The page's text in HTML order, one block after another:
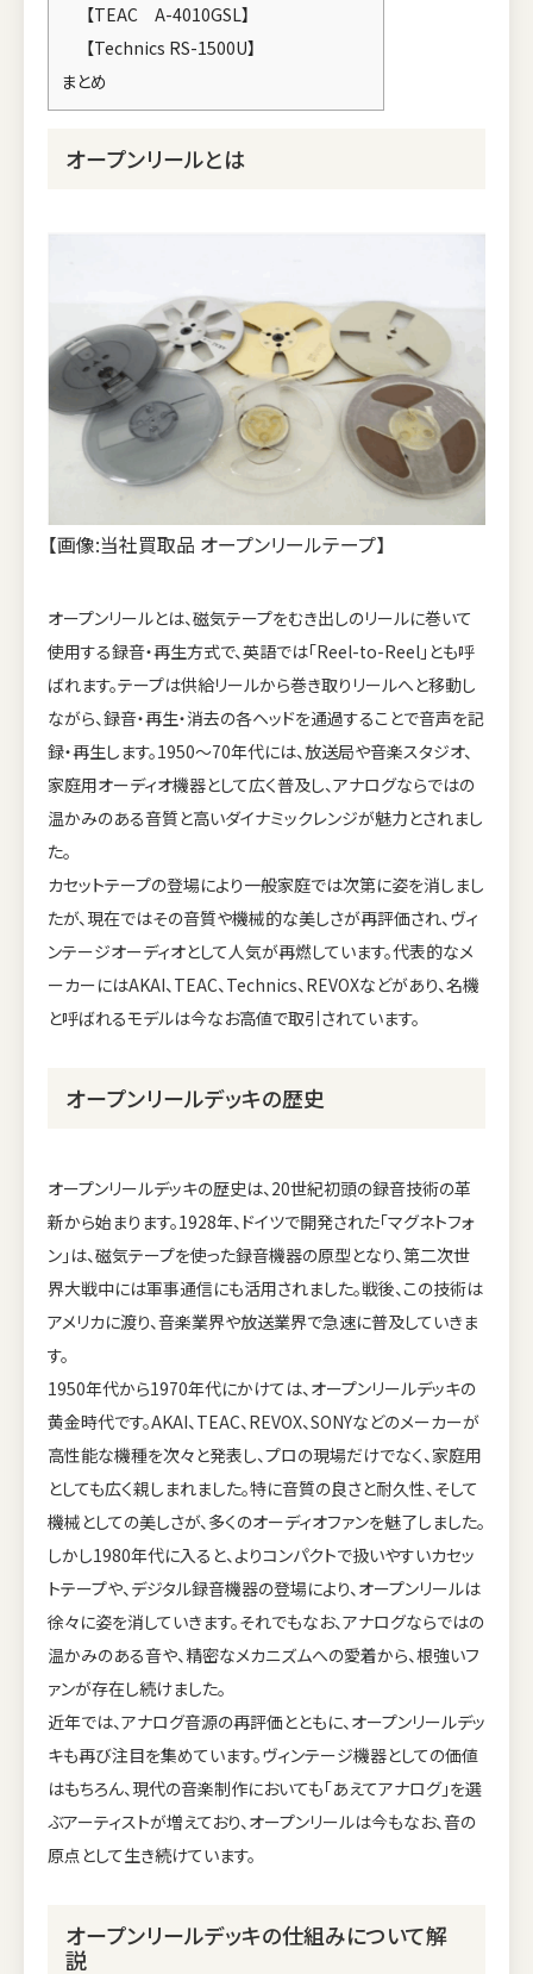
【TEAC A-4010GSL】
【Technics RS-1500U】
まとめ
オープンリールとは
【画像:当社買取品 オープンリールテープ】
オープンリールとは、磁気テープをむき出しのリールに巻いて
使用する録音・再生方式で、英語では「Reel-to-Reel」とも呼
ばれます。テープは供給リールから巻き取りリールへと移動し
ながら、録音・再生・消去の各ヘッドを通過することで音声を記
録・再生します。1950〜70年代には、放送局や音楽スタジオ、
家庭用オーディオ機器として広く普及し、アナログならではの
温かみのある音質と高いダイナミックレンジが魅力とされまし
た。
カセットテープの登場により一般家庭では次第に姿を消しまし
たが、現在ではその音質や機械的な美しさが再評価され、ヴィ
ンテージオーディオとして人気が再燃しています。代表的なメ
ーカーにはAKAI、TEAC、Technics、REVOXなどがあり、名機
と呼ばれるモデルは今なお高値で取引されています。
オープンリールデッキの歴史
オープンリールデッキの歴史は、20世紀初頭の録音技術の革
新から始まります。1928年、ドイツで開発された「マグネトフォ
ン」は、磁気テープを使った録音機器の原型となり、第二次世
界大戦中には軍事通信にも活用されました。戦後、この技術は
アメリカに渡り、音楽業界や放送業界で急速に普及していきま
す。
1950年代から1970年代にかけては、オープンリールデッキの
黄金時代です。AKAI、TEAC、REVOX、SONYなどのメーカーが
高性能な機種を次々と発表し、プロの現場だけでなく、家庭用
としても広く親しまれました。特に音質の良さと耐久性、そして
機械としての美しさが、多くのオーディオファンを魅了しました。
しかし1980年代に入ると、よりコンパクトで扱いやすいカセッ
トテープや、デジタル録音機器の登場により、オープンリールは
徐々に姿を消していきます。それでもなお、アナログならではの
温かみのある音や、精密なメカニズムへの愛着から、根強いフ
ァンが存在し続けました。
近年では、アナログ音源の再評価とともに、オープンリールデッ
キも再び注目を集めています。ヴィンテージ機器としての価値
はもちろん、現代の音楽制作においても「あえてアナログ」を選
ぶアーティストが増えており、オープンリールは今もなお、音の
原点として生き続けています。
オープンリールデッキの仕組みについて解
説